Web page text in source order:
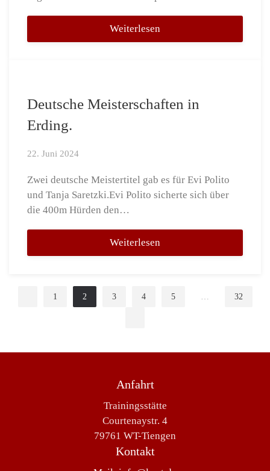
Weiterlesen
Deutsche Meisterschaften in
Erding.
22. Juni 2024
Zwei deutsche Meistertitel gab es für Evi Polito
und Tanja Saretzki.Evi Polito sicherte sich über
die 400m Hürden den…
Weiterlesen
1 2 3 4 5 … 32
Anfahrt
Trainingsstätte
Courtenaystr. 4
79761 WT-Tiengen
Kontakt